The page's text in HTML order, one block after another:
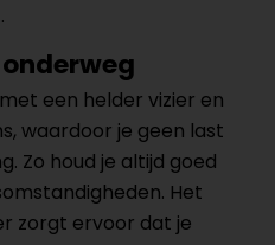
een helder vizier en
waardoor je geen last
Zo houd je altijd goed
Het
zorgt ervoor dat je